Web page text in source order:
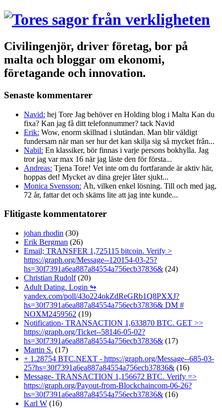
Civilingenjör, driver företag, bor på
malta och bloggar om ekonomi,
företagande och innovation.
Senaste kommentarer
Navid: hej Tore Jag behöver en Holding blog i Malta Kan du
fixa? Kan jag få ditt telefonnummer? tack Navid
Erik: Wow, enorm skillnad i slutändan. Man blir väldigt
fundersam när man ser hur det kan skilja sig så mycket från...
Nabil: En klassiker, bör finnas i varje persons bokhylla. Jag
tror jag var max 16 när jag läste den för första...
Andreas: Tjena Tore! Vet inte om du fortfarande är aktiv här,
hoppas det! Mycket av dina grejer låter sjukt...
Monica Svensson: Åh, vilken enkel lösning. Till och med jag,
72 år, fattar det och skäms lite att jag inte kunde...
Flitigaste kommentatorer
johan rhodin (30)
Erik Bergman (26)
Email; TRANSFER 1,725115 bitcoin. Verify >
https://graph.org/Message--120154-03-25?
hs=30f7391a6ea887a84554a756ecb37836& (24)
Christian Rudolf(20)
Adult Dating. Login ↬
yandex.com/poll/43o224okZdReGRb1Q8PXXJ?
hs=30f7391a6ea887a84554a756ecb37836& DM #
NOXM2459562 (19)
Notification- TRANSACTION 1,633870 BTC. GET >>
https://graph.org/Ticket--58146-05-02?
hs=30f7391a6ea887a84554a756ecb37836& (17)
Martin S. (17)
+ 1.28754 BTC.NEXT - https://graph.org/Message--685-03-
25?hs=30f7391a6ea887a84554a756ecb37836& (16)
Message- TRANSACTION 1,156672 BTC. Verify =>
https://graph.org/Payout-from-Blockchaincom-06-26?
hs=30f7391a6ea887a84554a756ecb37836& (16)
Karl W (16)